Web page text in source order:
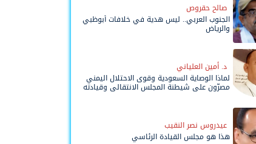
صالح حقروص
الجنوب العربي.. ليس هدية في خلافات أبوظبي
والرياض
د. أمين العلياني
لماذا الوصاية السعودية وقوى الاحتلال اليمني
مصرّون على شيطنة المجلس الانتقالي وقيادته
المفوضة وحواضنه الشعبية؟
عيدروس نصر النقيب
هذا هو مجلس القيادة الرئاسي